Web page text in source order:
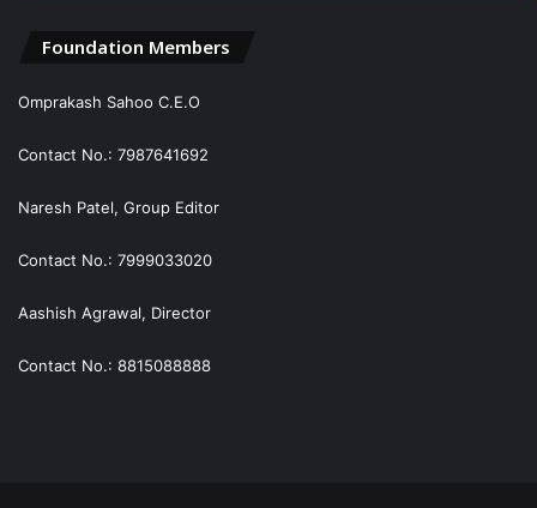
Foundation Members
Omprakash Sahoo C.E.O
Contact No.: 7987641692
Naresh Patel, Group Editor
Contact No.: 7999033020
Aashish Agrawal, Director
Contact No.: 8815088888